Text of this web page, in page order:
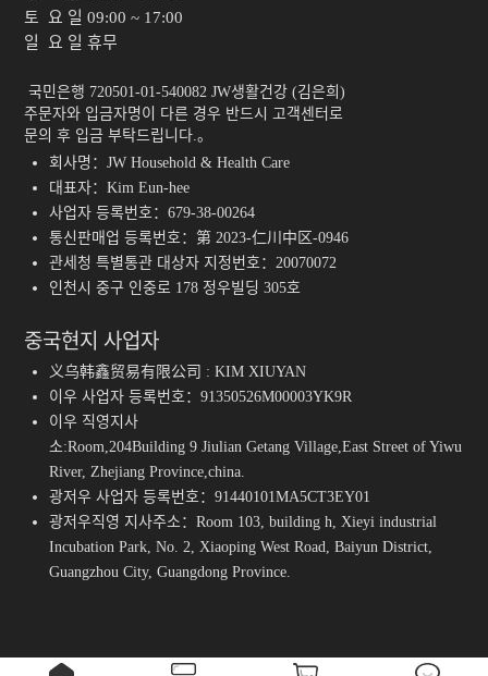
토 요 일 09:00 ~ 17:00
일 요 일 휴무
주문자와 입금자명이 다른 경우 반드시 고객센터로
문의 후 입금 부탁드립니다.。
회사명：JW Household & Health Care
대표자：Kim Eun-hee
사업자 등록번호：679-38-00264
통신판매업 등록번호：第 2023-仁川中区-0946
관세청 특별통관 대상자 지정번호：20070072
인천시 중구 인중로 178 정우빌딩 305호
중국현지 사업자
义乌韩鑫贸易有限公司 : KIM XIUYAN
이우 사업자 등록번호：91350526M00003YK9R
이우 직영지사
소:Room,204Building 9 Jiulian Getang Village,East Street of Yiwu
River, Zhejiang Province,china.
광저우 사업자 등록번호：91440101MA5CT3EY01
광저우직영 지사주소：Room 103, building h, Xieyi industrial
Incubation Park, No. 2, Xiaoping West Road, Baiyun District,
Guangzhou City, Guangdong Province.